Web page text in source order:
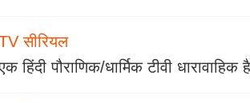
सीरियल
हिंदी पौराणिक/धार्मिक टीवी धारावाहिक